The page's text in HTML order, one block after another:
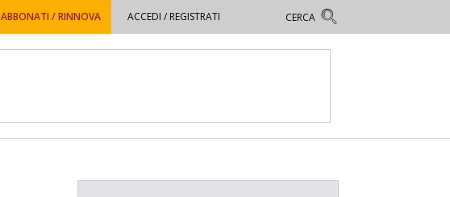
ABBONATI / RINNOVA ACCEDI / REGISTRATI